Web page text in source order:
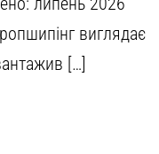
виглядає
[…]